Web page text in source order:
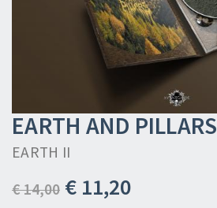
EARTH AND PILLARS
EARTH II
€ 14,00 € 11,20